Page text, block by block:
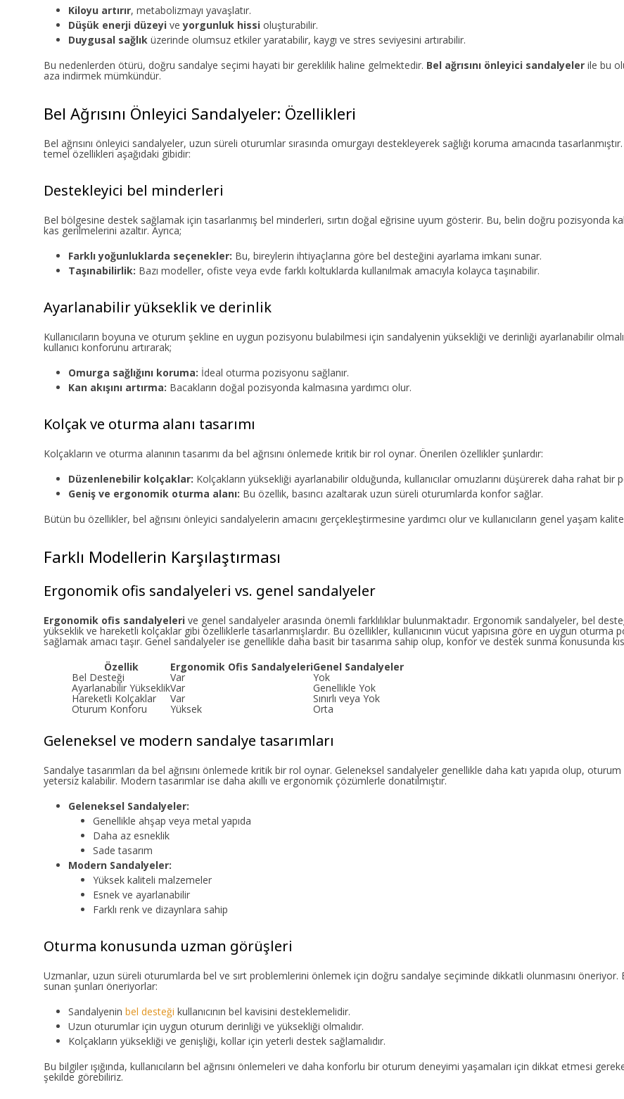
Kiloyu artırır, metabolizmayı yavaşlatır.
Düşük enerji düzeyi veyorgunluk hissi oluşturabilir.
Duygusal sağlık üzerinde olumsuz etkiler yaratabilir, kaygı ve stres seviyesini artırabilir.
Bu nedenlerden ötürü, doğru sandalye seçimi hayati bir gereklilik haline gelmektedir. Bel ağrısını önleyici sandalyeler ile bu
aza indirmek mümkündür.
Bel Ağrısını Önleyici Sandalyeler: Özellikleri
Bel ağrısını önleyici sandalyeler, uzun süreli oturumlar sırasında omurgayı destekleyerek sağlığı koruma amacında
temel özellikleri aşağıdaki gibidir:
Destekleyici bel minderleri
Bel bölgesine destek sağlamak için tasarlanmış bel minderleri, sırtın doğal eğrisine uyum gösterir. Bu, belin doğru pozisyonda
kas gerilmelerini azaltır. Ayrıca;
Farklı yoğunluklarda seçenekler: Bu, bireylerin ihtiyaçlarına göre bel desteğini ayarlama imkanı sunar.
Taşınabilirlik: Bazı modeller, ofiste veya evde farklı koltuklarda kullanılmak amacıyla kolayca taşınabilir.
Ayarlanabilir yükseklik ve derinlik
Kullanıcıların boyuna ve oturum şekline en uygun pozisyonu bulabilmesi için sandalyenin yüksekliği ve derinliği ayarlanabilir
kullanıcı konforunu artırarak;
Omurga sağlığını koruma: İdeal oturma pozisyonu sağlanır.
Kan akışını artırma: Bacakların doğal pozisyonda kalmasına yardımcı olur.
Kolçak ve oturma alanı tasarımı
Kolçakların ve oturma alanının tasarımı da bel ağrısını önlemede kritik bir rol oynar. Önerilen özellikler şunlardır:
Düzenlenebilir kolçaklar: Kolçakların yüksekliği ayarlanabilir olduğunda, kullanıcılar omuzlarını düşürerek daha rahat bir
Geniş ve ergonomik oturma alanı: Bu özellik, basıncı azaltarak uzun süreli oturumlarda konfor sağlar.
Bütün bu özellikler, bel ağrısını önleyici sandalyelerin amacını gerçekleştirmesine yardımcı olur ve kullanıcıların genel yaşam
Farklı Modellerin Karşılaştırması
Ergonomik ofis sandalyeleri vs. genel sandalyeler
Ergonomik ofis sandalyeleri ve genel sandalyeler arasında önemli farklılıklar bulunmaktadır. Ergonomik sandalyeler, bel
yükseklik ve hareketli kolçaklar gibi özelliklerle tasarlanmışlardır. Bu özellikler, kullanıcının vücut yapısına göre en uygun oturma
sağlamak amacı taşır. Genel sandalyeler ise genellikle daha basit bir tasarıma sahip olup, konfor ve destek sunma konusunda
Özellik
Ergonomik Ofis SandalyeleriGenel Sandalyeler
Bel Desteği Var Yok
Ayarlanabilir YükseklikVar Genellikle Yok
Hareketli Kolçaklar Var Sınırlı veya Yok
Oturum Konforu Yüksek Orta
Geleneksel ve modern sandalye tasarımları
Sandalye tasarımları da bel ağrısını önlemede kritik bir rol oynar. Geleneksel sandalyeler genellikle daha katı yapıda olup,
yetersiz kalabilir. Modern tasarımlar ise daha akıllı ve ergonomik çözümlerle donatılmıştır.
Geleneksel Sandalyeler:
Genellikle ahşap veya metal yapıda
Daha az esneklik
Sade tasarım
Modern Sandalyeler:
Yüksek kaliteli malzemeler
Esnek ve ayarlanabilir
Farklı renk ve dizaynlara sahip
Oturma konusunda uzman görüşleri
Uzmanlar, uzun süreli oturumlarda bel ve sırt problemlerini önlemek için doğru sandalye seçiminde dikkatli olunmasını
sunan şunları öneriyorlar:
Sandalyenin bel desteği kullanıcının bel kavisini desteklemelidir.
Uzun oturumlar için uygun oturum derinliği ve yüksekliği olmalıdır.
Kolçakların yüksekliği ve genişliği, kollar için yeterli destek sağlamalıdır.
Bu bilgiler ışığında, kullanıcıların bel ağrısını önlemeleri ve daha konforlu bir oturum deneyimi yaşamaları için dikkat etmesi
şekilde görebiliriz.